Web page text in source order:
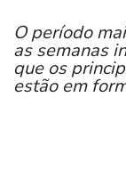
O período
as semanas
que os
estão em